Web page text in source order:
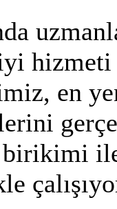
hizmeti
en